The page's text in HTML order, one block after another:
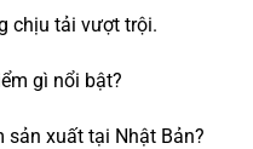
chịu tải vượt trội.
gì nổi bật?
sản xuất tại Nhật Bản?